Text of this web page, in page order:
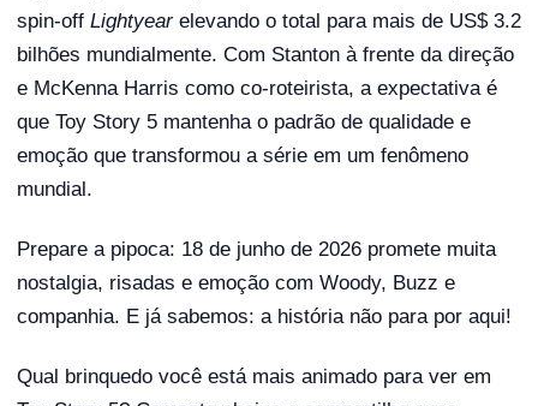
spin-off Lightyearelevando o total para mais de US$ 3.2
bilhões mundialmente. Com Stanton à frente da direção
e McKenna Harris como co-roteirista, a expectativa é
que Toy Story 5 mantenha o padrão de qualidade e
emoção que transformou a série em um fenômeno
mundial.
Prepare a pipoca: 18 de junho de 2026 promete muita
nostalgia, risadas e emoção com Woody, Buzz e
companhia. E já sabemos: a história não para por aqui!
Qual brinquedo você está mais animado para ver em